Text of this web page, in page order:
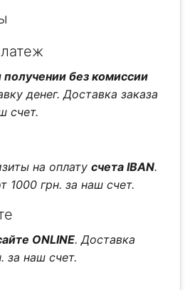
получении без комиссии
денег. Доставка заказа
счет.
на оплатусчета IBAN.
1000 грн. за наш счет.
ONLINE. Доставка
за наш счет.